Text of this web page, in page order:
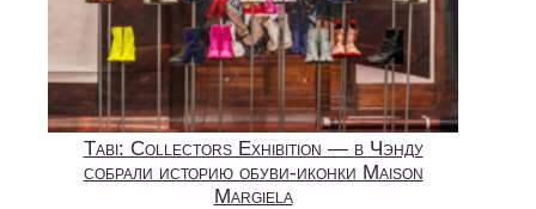
Tabi: Collectors Exhibition — в Чэнду
собрали историю обуви-иконки Maison
Margiela